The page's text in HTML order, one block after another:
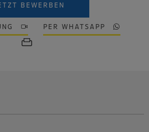
BEWERBEN
PER WHATSAPP